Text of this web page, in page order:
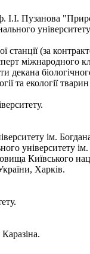
І.І. Пузанова
(за
міжнародного
та екології
ім.
університету
Київського
Харків.